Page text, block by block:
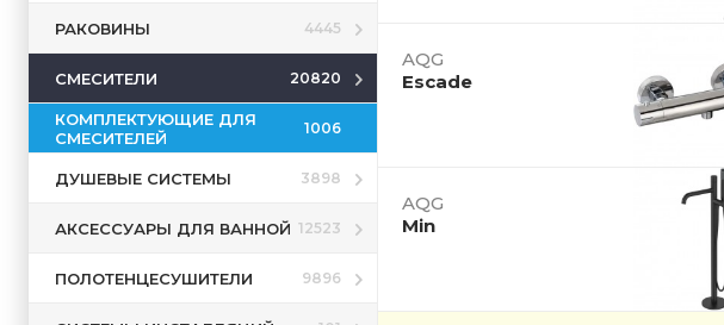
РАКОВИНЫ 4445
СМЕСИТЕЛИ 20820
КОМПЛЕКТУЮЩИЕ ДЛЯ
СМЕСИТЕЛЕЙ
1006
ДУШЕВЫЕ СИСТЕМЫ 3898
АКСЕССУАРЫ ДЛЯ ВАННОЙ 12523
ПОЛОТЕНЦЕСУШИТЕЛИ 9896
AQG
Escade
AQG
Min